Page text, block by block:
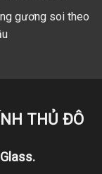
gương soi theo
THỦ ĐÔ